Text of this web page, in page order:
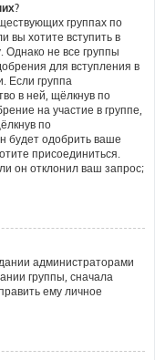
группах по
вы хотите вступить в
Однако не все группы
для вступления в
Если группа
в ней, щёлкнув по
на участие в группе,
по
будет одобрить ваше
присоединиться.
он отклонил ваш запрос;
администраторами
группы, сначала
ему личное